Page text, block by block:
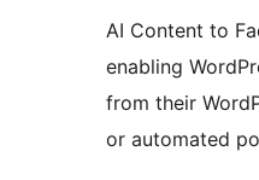
AI Content to
enabling
from their
or automated